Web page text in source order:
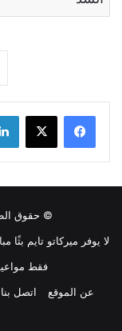
© حقوق الطبع 2026,
لا يوفر ميركاتو تايم
فقط
عن الموقع
اتصل بنا